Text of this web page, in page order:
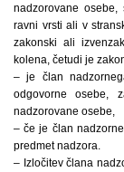
nadzorovane
ravni vrsti ali v
zakonski ali
kolena, četudi je
– je član
odgovorne osebe,
nadzorovane osebe,
– če je član
predmet nadzora.
– Izločitev člana